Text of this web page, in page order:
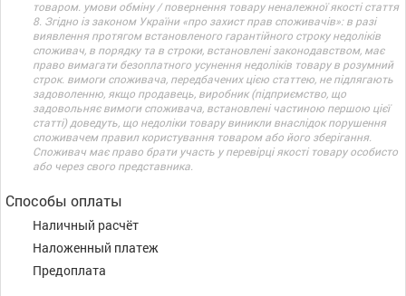
товаром. умови обміну / повернення товару неналежної якості стаття
8. Згідно із законом України «про захист прав споживачів»: в разі
виявлення протягом встановленого гарантійного строку недоліків
споживач, в порядку та в строки, встановлені законодавством, має
право вимагати безоплатного усунення недоліків товару в розумний
строк. вимоги споживача, передбачених цією статтею, не підлягають
задоволенню, якщо продавець, виробник (підприємство, що
задовольняє вимоги споживача, встановлені частиною першою цієї
статті) доведуть, що недоліки товару виникли внаслідок порушення
споживачем правил користування товаром або його зберігання.
Споживач має право брати участь у перевірці якості товару особисто
або через свого представника.
Способы оплаты
Наличный расчёт
Наложенный платеж
Предоплата